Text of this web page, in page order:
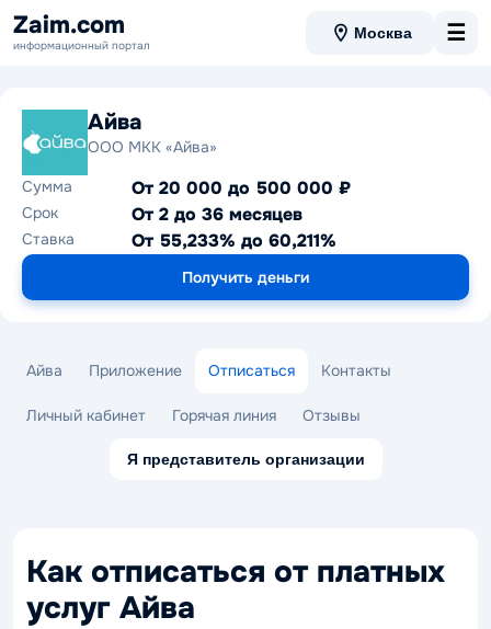
Zaim.com
информационный портал
Москва ☰
Айва
ООО МКК «Айва»
Сумма
От 20 000 до 500 000 ₽
Срок От 2 до 36 месяцев
Ставка От 55,233% до 60,211%
Получить деньги
Айва Приложение Отписаться Контакты
Личный кабинет Горячая линия Отзывы
Я представитель организации
Как отписаться от платных
услуг Айва